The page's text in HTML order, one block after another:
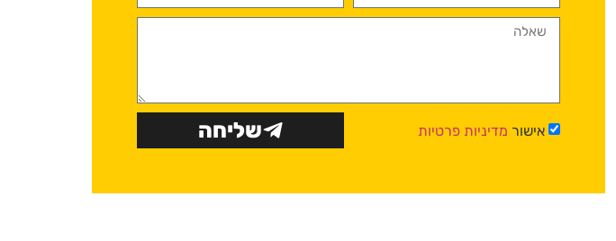
אישור מדיניות פרטיות שליחה